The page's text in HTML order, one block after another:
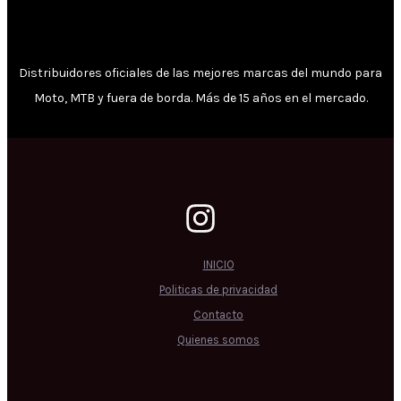
Distribuidores oficiales de las mejores marcas del mundo para
Moto, MTB y fuera de borda. Más de 15 años en el mercado.
INICIO
Politicas de privacidad
Contacto
Quienes somos